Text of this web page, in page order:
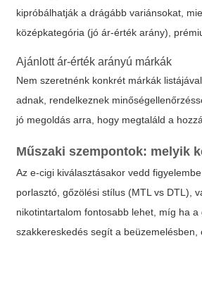
kipróbálhatják a drágább variánsokat,
középkategória (jó ár-érték arány),
Ajánlott ár-érték arányú márkák
Nem szeretnénk konkrét márkák
adnak, rendelkeznek
jó megoldás arra, hogy megtaláld a
Műszaki szempontok: melyik
Az e-cigi kiválasztásakor vedd
porlasztó, gőzölési stílus (MTL vs DTL),
nikotintartalom fontosabb lehet, míg ha
szakkereskedés segít a